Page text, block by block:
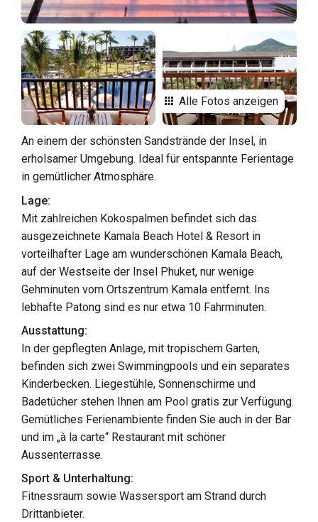
Alle Fotos anzeigen
An einem der schönsten Sandstrände der Insel, in
erholsamer Umgebung. Ideal für entspannte Ferientage
in gemütlicher Atmosphäre.
Lage:
Mit zahlreichen Kokospalmen befindet sich das
ausgezeichnete Kamala Beach Hotel & Resort in
vorteilhafter Lage am wunderschönen Kamala Beach,
auf der Westseite der Insel Phuket, nur wenige
Gehminuten vom Ortszentrum Kamala entfernt. Ins
lebhafte Patong sind es nur etwa 10 Fahrminuten.
Ausstattung:
In der gepflegten Anlage, mit tropischem Garten,
befinden sich zwei Swimmingpools und ein separates
Kinderbecken. Liegestühle, Sonnenschirme und
Badetücher stehen Ihnen am Pool gratis zur Verfügung.
Gemütliches Ferienambiente finden Sie auch in der Bar
und im „à la carte“ Restaurant mit schöner
Aussenterrasse.
Sport & Unterhaltung:
Fitnessraum sowie Wassersport am Strand durch
Drittanbieter.